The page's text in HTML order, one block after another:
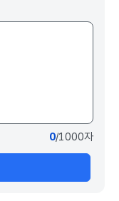
0/1000자